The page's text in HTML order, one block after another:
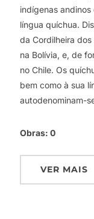
indígenas
língua quíchua.
da Cordilheira
na Bolívia, e, de
no Chile. Os
bem como à sua
autodenominam-
Obras: 0
VER MAIS